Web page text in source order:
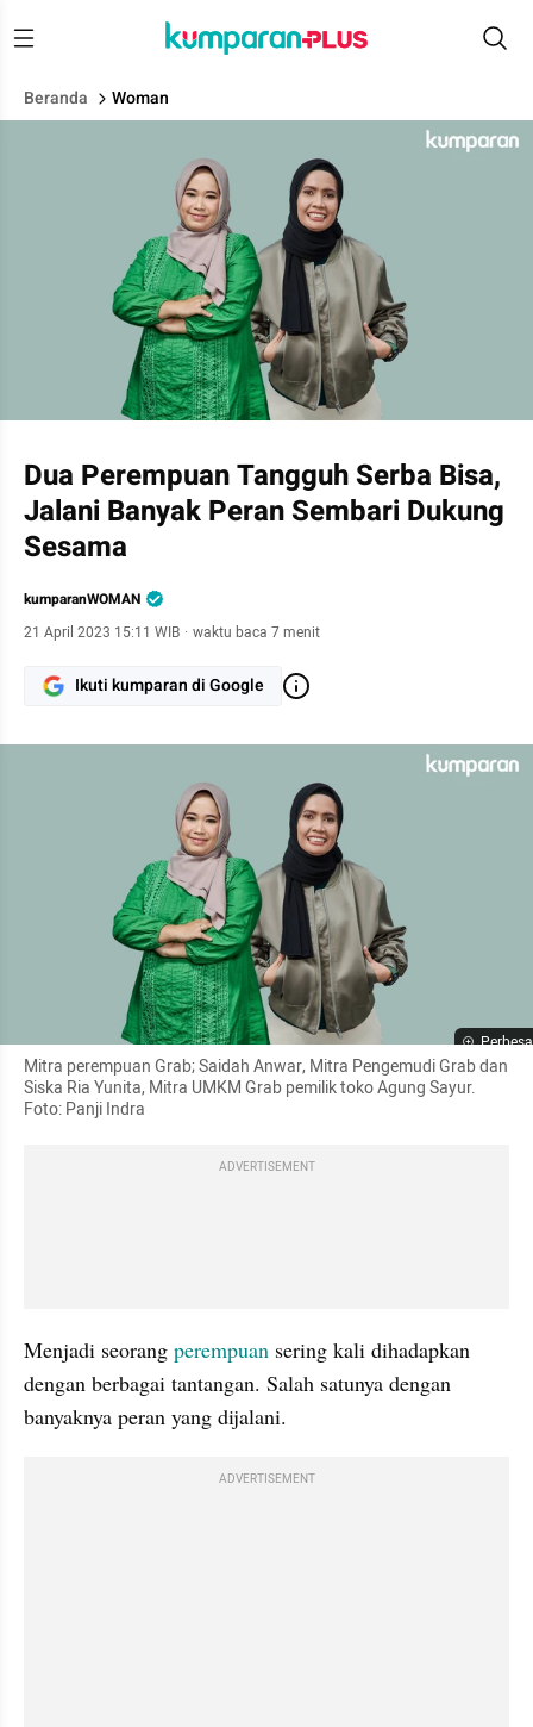
Beranda Woman
Dua Perempuan Tangguh Serba Bisa,
Jalani Banyak Peran Sembari Dukung
Sesama
kumparanWOMAN
21 April 2023 15:11 WIB · waktu baca 7 menit
Ikuti kumparan di Google
Mitra perempuan Grab; Saidah Anwar, Mitra Pengemudi Grab dan
Siska Ria Yunita, Mitra UMKM Grab pemilik toko Agung Sayur.
Foto: Panji Indra
ADVERTISEMENT
Menjadi seorang perempuan sering kali dihadapkan
dengan berbagai tantangan. Salah satunya dengan
banyaknya peran yang dijalani.
ADVERTISEMENT